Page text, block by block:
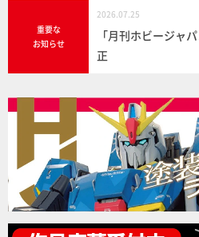
重要な
お知らせ
2026.07.25
「月刊ホビージャ
正